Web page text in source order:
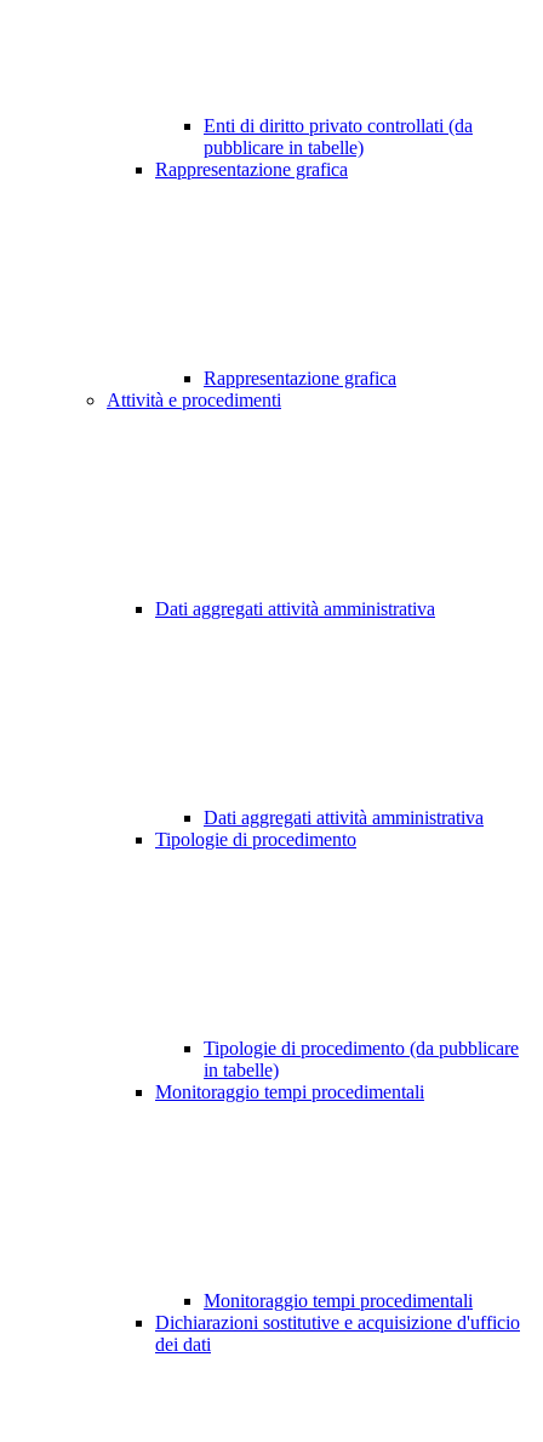
Enti di diritto privato controllati (da
pubblicare in tabelle)
Rappresentazione grafica
Rappresentazione grafica
Attività e procedimenti
Dati aggregati attività amministrativa
Dati aggregati attività amministrativa
Tipologie di procedimento
Tipologie di procedimento (da pubblicare
in tabelle)
Monitoraggio tempi procedimentali
Monitoraggio tempi procedimentali
Dichiarazioni sostitutive e acquisizione d'ufficio
dei dati